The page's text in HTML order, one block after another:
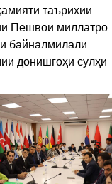
таърихии
Пешвои миллатро
байналмилалӣ
донишгоҳи сулҳи